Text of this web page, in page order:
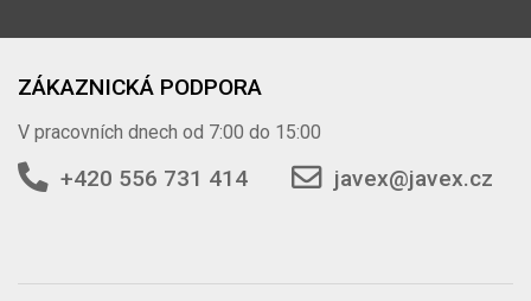
ZÁKAZNICKÁ PODPORA
V pracovních dnech od 7:00 do 15:00
+420 556 731 414 javex@javex.cz